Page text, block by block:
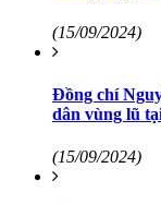
(15/09/2024)
Đồng chí
dân vùng lũ
(15/09/2024)